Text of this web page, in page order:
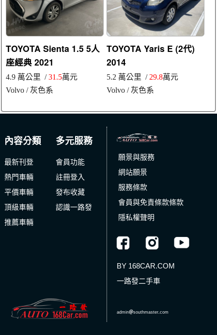
TOYOTA Sienta 1.5 5人
座經典 2021
4.9 萬公里 /31.5萬元
Volvo / 灰色系
TOYOTA Yaris E (2代)
2014
5.2 萬公里 / 29.8萬元
Volvo/ 灰色系
內容分類
最新刊登
熱門車輛
平價車輛
頂級車輛
推薦車輛
多元服務
會員功能
註冊登入
發布收藏
認識一路發
願景與服務
網站願景
服務條款
會員與免責條款條款
隱私權聲明
BY 168CAR.COM
一路發二手車
admin＠southmaster.com